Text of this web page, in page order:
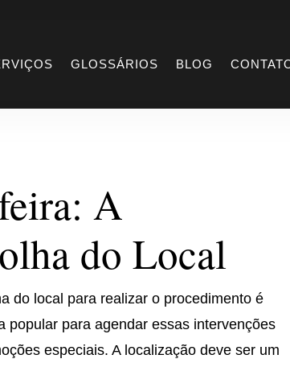
GLOSSÁRIOS BLOG
feira
A
do Local
do local para realizar o procedimento é
popular para agendar essas intervenções
especiais. A localização deve ser um